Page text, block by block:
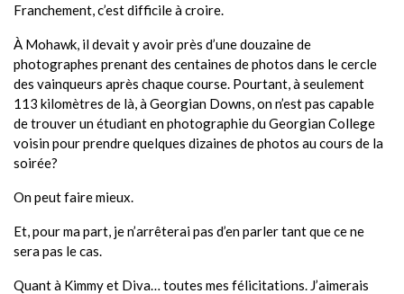
Franchement, c’est difficile à croire.
À Mohawk, il devait y avoir près d’une douzaine de
photographes prenant des centaines de photos dans le cercle
des vainqueurs après chaque course. Pourtant, à seulement
113 kilomètres de là, à Georgian Downs, on n’est pas capable
de trouver un étudiant en photographie du Georgian College
voisin pour prendre quelques dizaines de photos au cours de la
soirée?
On peut faire mieux.
Et, pour ma part, je n’arrêterai pas d’en parler tant que ce ne
sera pas le cas.
Quant à Kimmy et Diva… toutes mes félicitations. J’aimerais